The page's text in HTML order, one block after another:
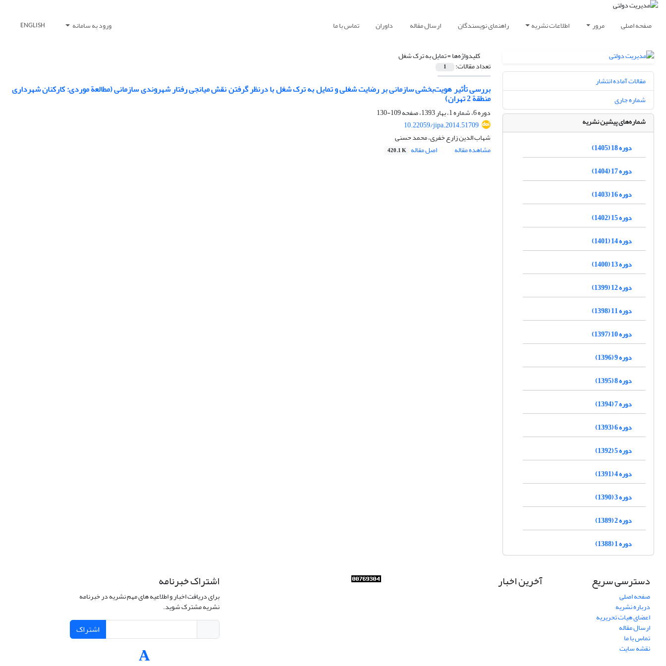
صفحه اصلی مرور اطلاعات نشریه راهنمای نویسندگان ارسال مقاله داوران تماس با ما ورود به سامانه ENGLISH
کلیدواژه‌ها =تمایل به ترک شغل
تعداد مقالات: 1
بررسی تأثیر هویت‌بخشی سازمانی بر رضایت شغلی و تمایل به ترک شغل با درنظر گرفتن نقش میانجی رفتار شهروندی سازمانی (مطالعة موردی: کارکنان شهرداری
منطقة 2 تهران)
دوره 6، شماره 1، بهار 1393، صفحه
109-130
10.22059/jipa.2014.51709
شهاب الدین زارع خفری، محمد حسنی
مشاهده مقاله
اصل مقاله 420.1 K
مقالات آماده انتشار
شماره جاری
شماره‌های پیشین نشریه
دوره 18 (1405)
دوره 17 (1404)
دوره 16 (1403)
دوره 15 (1402)
دوره 14 (1401)
دوره 13 (1400)
دوره 12 (1399)
دوره 11 (1398)
دوره 10 (1397)
دوره 9 (1396)
دوره 8 (1395)
دوره 7 (1394)
دوره 6 (1393)
دوره 5 (1392)
دوره 4 (1391)
دوره 3 (1390)
دوره 2 (1389)
دوره 1 (1388)
دسترسی سریع
صفحه اصلی
درباره نشریه
اعضای هیات تحریریه
ارسال مقاله
تماس با ما
نقشه سایت
آخرین اخبار اشتراک خبرنامه
برای دریافت اخبار و اطلاعیه های مهم نشریه در خبرنامه
نشریه مشترک شوید.
اشتراک